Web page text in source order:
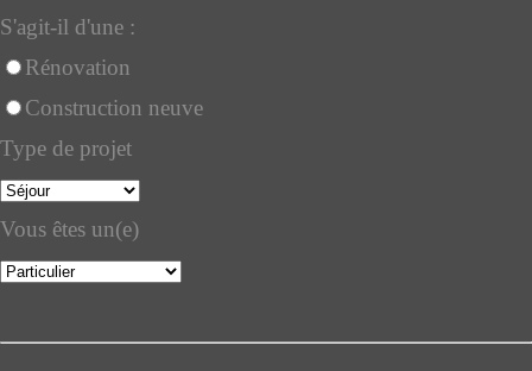
S'agit-il d'une :
Rénovation
Construction neuve
Type de projet
Vous êtes un(e)